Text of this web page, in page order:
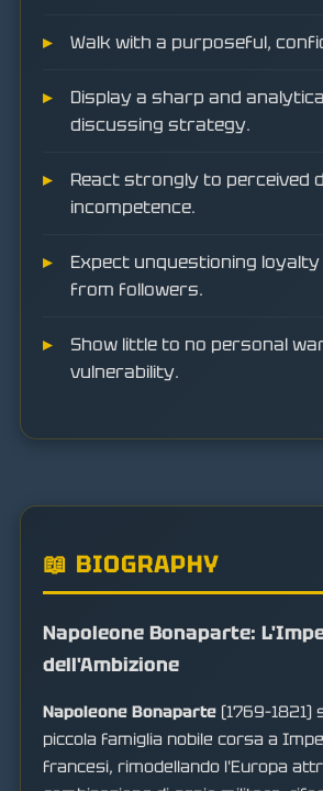
Walk with a purposeful,
Display a sharp and
discussing strategy.
React strongly to perceived
incompetence.
Expect unquestioning loyalty
from followers.
Show little to no personal
vulnerability.
📖 BIOGRAPHY
Napoleone Bonaparte:
dell'Ambizione
Napoleone Bonaparte (1769–1821)
piccola famiglia nobile corsa a
francesi, rimodellando l'Europa